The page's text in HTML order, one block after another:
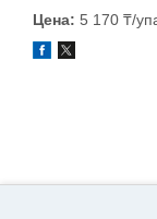
Цена: 5 170 ₸/